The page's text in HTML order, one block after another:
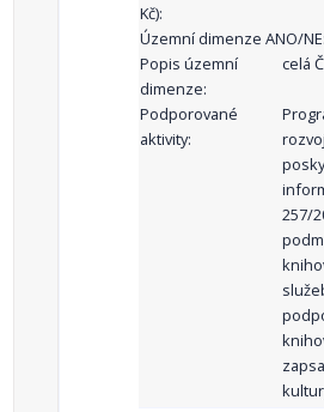
Kč):
Územní dimenze ANO/NE:
Popis územní
dimenze:
celá
Podporované
aktivity:
257/